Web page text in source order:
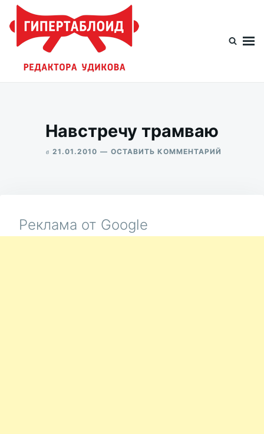
Перейти
содержимому
Искать:
Навстречу трамваю
в 21.01.2010 ОСТАВИТЬ КОММЕНТАРИЙ
Реклама от Google